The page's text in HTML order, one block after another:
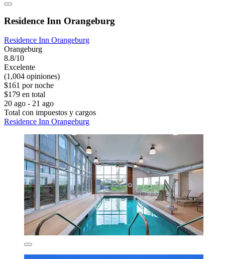
Residence Inn Orangeburg
Residence Inn Orangeburg
Orangeburg
8.8/10
Excelente
(1,004 opiniones)
$161 por noche
$179 en total
20 ago - 21 ago
Total con impuestos y cargos
Residence Inn Orangeburg